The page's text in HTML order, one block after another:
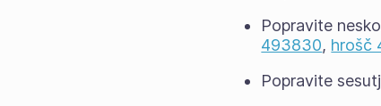
Popravite
493830, hrošč
Popravite